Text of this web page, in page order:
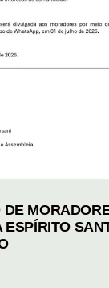
ESPÍRITO